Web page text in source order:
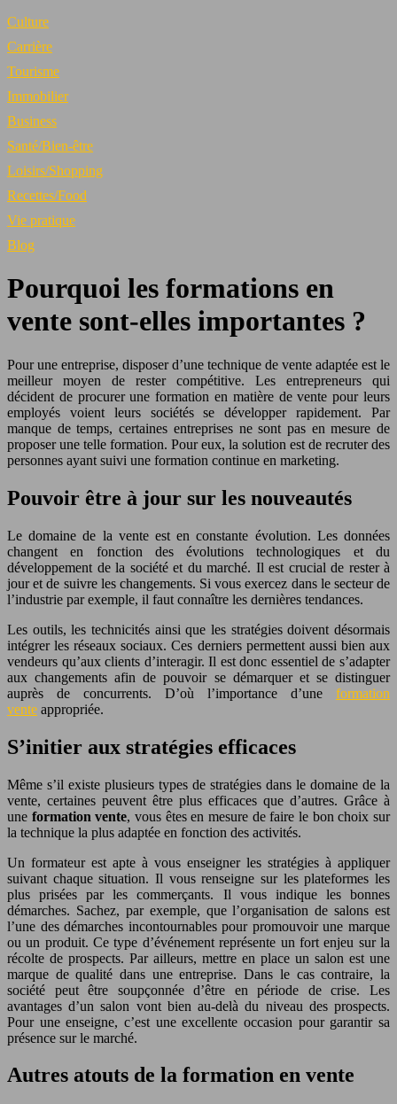
Culture
Carrière
Tourisme
Immobilier
Business
Santé/Bien-être
Loisirs/Shopping
Recettes/Food
Vie pratique
Blog
Pourquoi les formations en
vente sont-elles importantes ?
Pour une entreprise, disposer d’une technique de vente adaptée est le
meilleur moyen de rester compétitive. Les entrepreneurs qui
décident de procurer une formation en matière de vente pour leurs
employés voient leurs sociétés se développer rapidement. Par
manque de temps, certaines entreprises ne sont pas en mesure de
proposer une telle formation. Pour eux, la solution est de recruter des
personnes ayant suivi une formation continue en marketing.
Pouvoir être à jour sur les nouveautés
Le domaine de la vente est en constante évolution. Les données
changent en fonction des évolutions technologiques et du
développement de la société et du marché. Il est crucial de rester à
jour et de suivre les changements. Si vous exercez dans le secteur de
l’industrie par exemple, il faut connaître les dernières tendances.
Les outils, les technicités ainsi que les stratégies doivent désormais
intégrer les réseaux sociaux. Ces derniers permettent aussi bien aux
vendeurs qu’aux clients d’interagir. Il est donc essentiel de s’adapter
aux changements afin de pouvoir se démarquer et se distinguer
auprès de concurrents. D’où l’importance d’une formation
vente appropriée.
S’initier aux stratégies efficaces
Même s’il existe plusieurs types de stratégies dans le domaine de la
vente, certaines peuvent être plus efficaces que d’autres. Grâce à
une formation vente, vous êtes en mesure de faire le bon choix sur
la technique la plus adaptée en fonction des activités.
Un formateur est apte à vous enseigner les stratégies à appliquer
suivant chaque situation. Il vous renseigne sur les plateformes les
plus prisées par les commerçants. Il vous indique les bonnes
démarches. Sachez, par exemple, que l’organisation de salons est
l’une des démarches incontournables pour promouvoir une marque
ou un produit. Ce type d’événement représente un fort enjeu sur la
récolte de prospects. Par ailleurs, mettre en place un salon est une
marque de qualité dans une entreprise. Dans le cas contraire, la
société peut être soupçonnée d’être en période de crise. Les
avantages d’un salon vont bien au-delà du niveau des prospects.
Pour une enseigne, c’est une excellente occasion pour garantir sa
présence sur le marché.
Autres atouts de la formation en vente